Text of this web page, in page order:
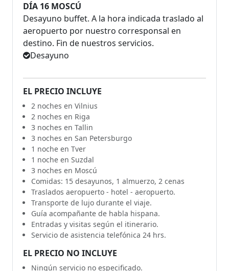
DÍA 16 MOSCÚ
Desayuno buffet. A la hora indicada traslado al
aeropuerto por nuestro corresponsal en
destino. Fin de nuestros servicios.
Desayuno
EL PRECIO INCLUYE
2 noches en Vilnius
2 noches en Riga
3 noches en Tallin
3 noches en San Petersburgo
1 noche en Tver
1 noche en Suzdal
3 noches en Moscú
Comidas: 15 desayunos, 1 almuerzo, 2 cenas
Traslados aeropuerto - hotel - aeropuerto.
Transporte de lujo durante el viaje.
Guía acompañante de habla hispana.
Entradas y visitas según el itinerario.
Servicio de asistencia telefónica 24 hrs.
EL PRECIO NO INCLUYE
Ningún servicio no especificado.